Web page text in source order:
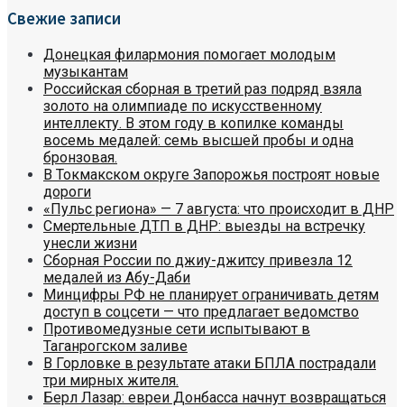
Свежие записи
Донецкая филармония помогает молодым
музыкантам
Российская сборная в третий раз подряд взяла
золото на олимпиаде по искусственному
интеллекту. В этом году в копилке команды
восемь медалей: семь высшей пробы и одна
бронзовая.
В Токмакском округе Запорожья построят новые
дороги
«Пульс региона» — 7 августа: что происходит в ДНР
Смертельные ДТП в ДНР: выезды на встречку
унесли жизни
Сборная России по джиу-джитсу привезла 12
медалей из Абу-Даби
Минцифры РФ не планирует ограничивать детям
доступ в соцсети — что предлагает ведомство
Противомедузные сети испытывают в
Таганрогском заливе
В Горловке в результате атаки БПЛА пострадали
три мирных жителя.
Берл Лазар: евреи Донбасса начнут возвращаться